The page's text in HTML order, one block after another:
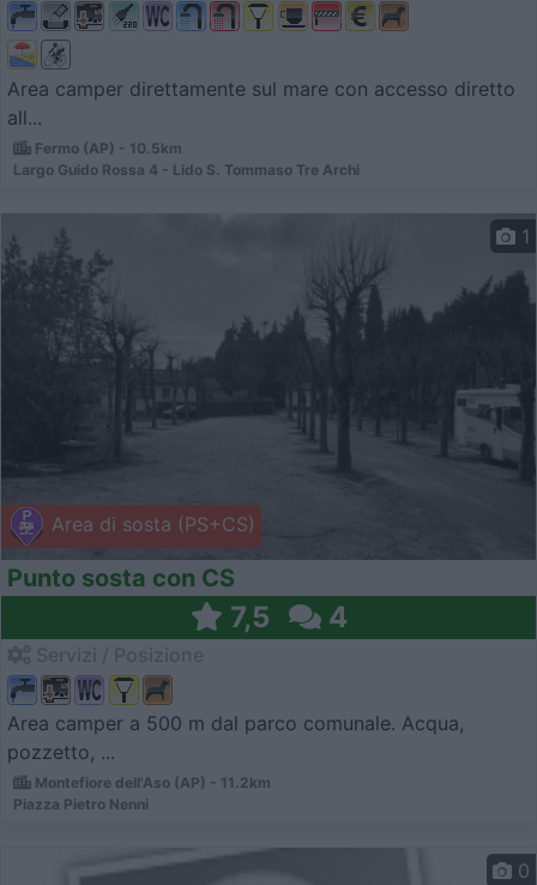
Area camper direttamente sul mare con accesso diretto
all...
Fermo (AP) - 10.5km
Largo Guido Rossa 4 - Lido S. Tommaso Tre Archi
Area di sosta (PS+CS)
1
Punto sosta con CS
7,5 4
Area camper a 500 m dal parco comunale. Acqua,
pozzetto, ...
Montefiore dell'Aso (AP) - 11.2km
Piazza Pietro Nenni
0